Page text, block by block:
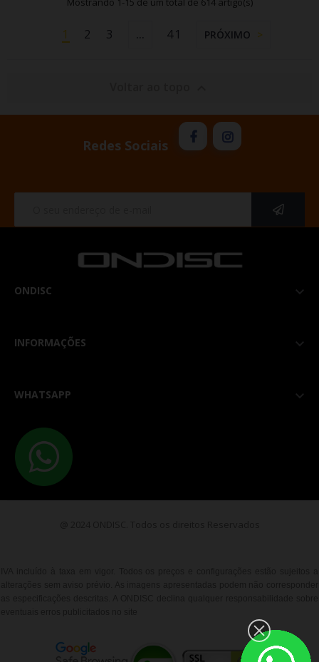
1 2 3 … 41 PRÓXIMO
Redes Sociais
ONDISC 
INFORMAÇÕES 
WHATSAPP 